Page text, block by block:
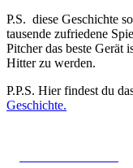
P.S. diese Geschichte
tausende zufriedene
Pitcher das beste
Hitter zu werden.
P.P.S. Hier findest du
Geschichte.